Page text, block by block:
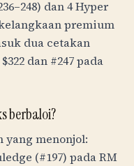
dan 4 Hyper
premium
dua cetakan
dan #247 pada
berbaloi?
yang menonjol:
(#197) padaRM